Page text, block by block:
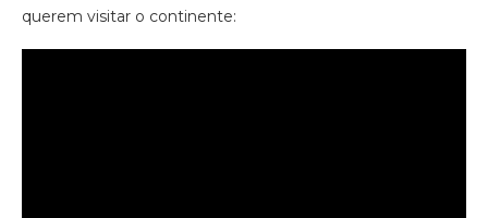
querem visitar o continente: